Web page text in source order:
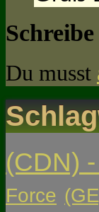
Du musst
(CDN)
Force